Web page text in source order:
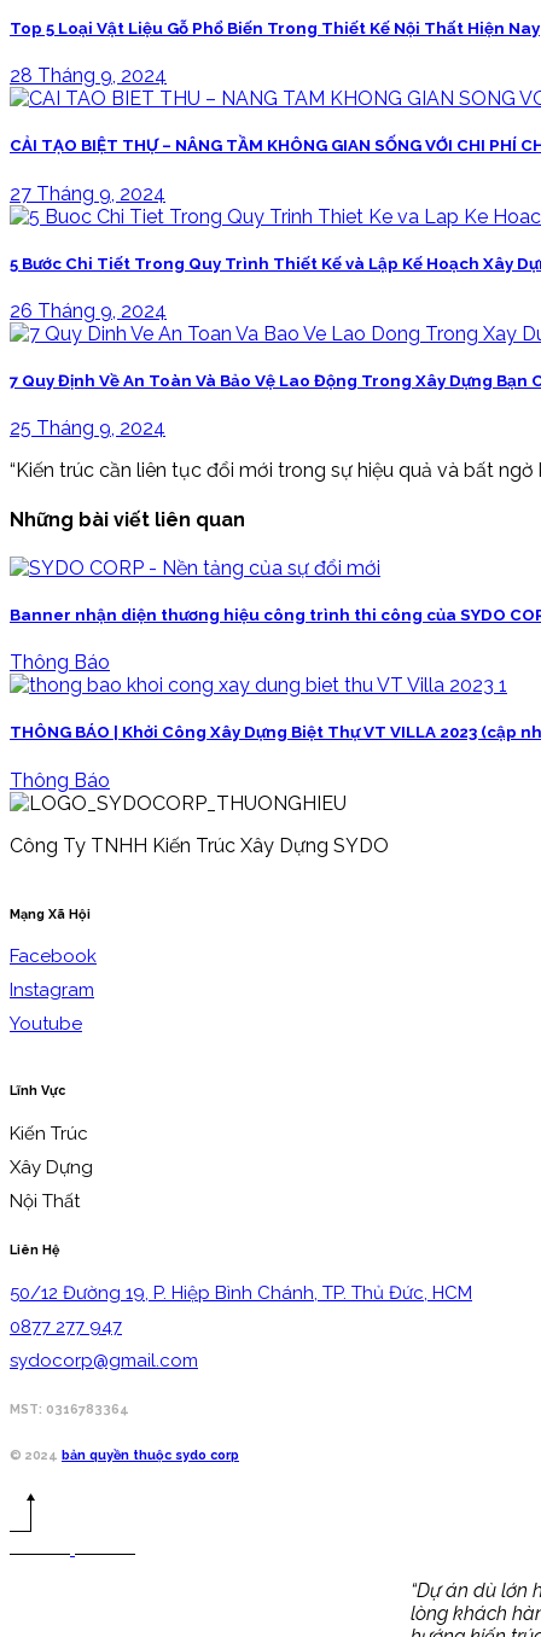
Top 5 Loại Vật Liệu Gỗ Phổ Biến Trong Thiết Kế Nội Thất Hiện Nay
28 Tháng 9, 2024
CẢI TẠO BIỆT THỰ – NÂNG TẦM KHÔNG GIAN SỐNG VỚI CHI PHÍ
27 Tháng 9, 2024
5 Bước Chi Tiết Trong Quy Trình Thiết Kế và Lập Kế Hoạch Xây
26 Tháng 9, 2024
7 Quy Định Về An Toàn Và Bảo Vệ Lao Động Trong Xây Dựng Bạn
25 Tháng 9, 2024
“Kiến trúc cần liên tục đổi mới trong sự hiệu quả và bất
Những bài viết liên quan
Banner nhận diện thương hiệu công trình thi công của SYDO
Thông Báo
THÔNG BÁO | Khởi Công Xây Dựng Biệt Thự VT VILLA 2023 (cập
Thông Báo
Công Ty TNHH Kiến Trúc Xây Dựng SYDO
Mạng Xã Hội
Facebook
Instagram
Youtube
Lĩnh Vực
Kiến Trúc
Xây Dựng
Nội Thất
Liên Hệ
50/12 Đường 19, P. Hiệp Bình Chánh, TP. Thủ Đức, HCM
0877 277 947
sydocorp@gmail.com
MST: 0316783364
© 2024 bản quyền thuộc sydo corp
“Dự án dù lớn
lòng khách